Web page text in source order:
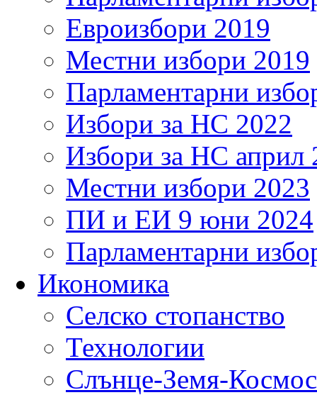
Евроизбори 2019
Местни избори 2019
Парламентарни
Избори за НС 2022
Избори за НС април
Местни избори 2023
ПИ и ЕИ 9 юни 2024
Парламентарни
Икономика
Селско стопанство
Технологии
Слънце-Земя-Космос